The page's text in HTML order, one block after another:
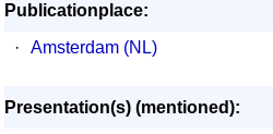
Publicationplace:
·
Amsterdam (NL)
Presentation(s) (mentioned):